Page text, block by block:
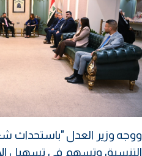
ووجه وزير العدل "باستحداث
التنسيق وتسهم في تسهيل